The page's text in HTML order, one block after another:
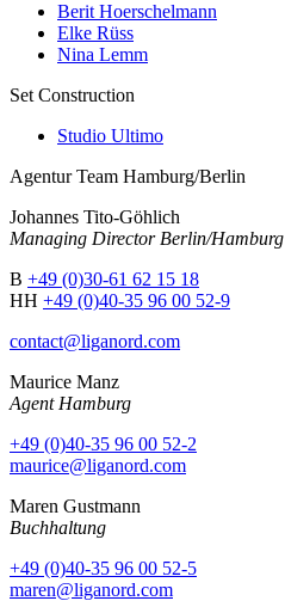
Berit Hoerschelmann
Elke Rüss
Nina Lemm
Set Construction
Studio Ultimo
Agentur Team Hamburg/Berlin
Johannes Tito-Göhlich
Managing Director Berlin/Hamburg
B +49 (0)30-61 62 15 18
HH +49 (0)40-35 96 00 52-9
contact@liganord.com
Maurice Manz
Agent Hamburg
+49 (0)40-35 96 00 52-2
maurice@liganord.com
Maren Gustmann
Buchhaltung
+49 (0)40-35 96 00 52-5
maren@liganord.com